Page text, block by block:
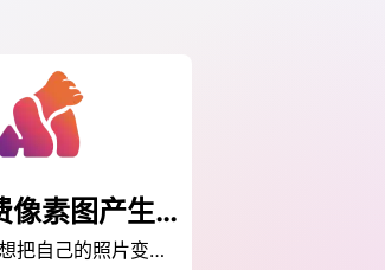
5 款免费像素图产生器！线上工具与 App 一键做出复古点阵画
你是否也曾想把自己的照片变成复古风格的像素画，却苦于找不到好用又免费的工具？其实，现在只要透过线上像素图产生器或手机 App，不用绘图基础，也能一键完成像素化转换。不论是打造个人头像、制作游戏角色，或是设计社群图像，像素风格都是结合创意与怀旧感的好选择。